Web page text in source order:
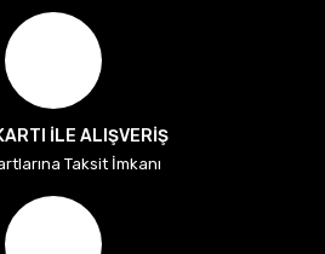
İLE ALIŞVERİŞ
Taksit İmkanı